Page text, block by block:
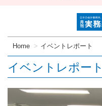
Home イベントレポート
イベントレポート